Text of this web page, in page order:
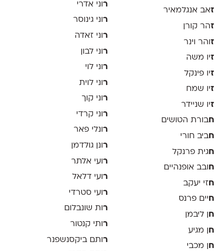
זאב אנגלמאיר
זהר קורן
זוהר וינר
זיו משה
זיו פינקל
זיו שמח
זיו שניידר
חבורת הטושים
חביב חורי
ח גית פרנקל
חובב אופנהיים
חזי יעקב
חיים פרנס
ח
ן ליבמן
ח
ן מגיע
ח ן מכבי
ר וני אדרי
רוני גינוסר
ר וני זאדה
רוני לבון
ר וני לוי
ר וני לוית
רוני קוך
ר וני קרדי
רונלי פאר
ר ונן גולדמן
ר ועי אלתר
רועי דלאל
ר ועי סטרדי
רות שונבלום
ר ותי קנטור
ר ותם ביקסנשפנר